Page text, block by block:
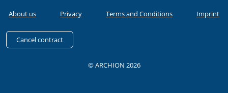
About us Privacy Terms and Conditions Imprint
Cancel contract
© ARCHION 2026